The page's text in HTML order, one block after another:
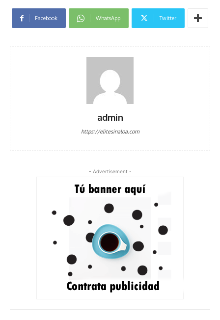
Facebook WhatsApp Twitter
admin
https://elitesinaloa.com
- Advertisement -